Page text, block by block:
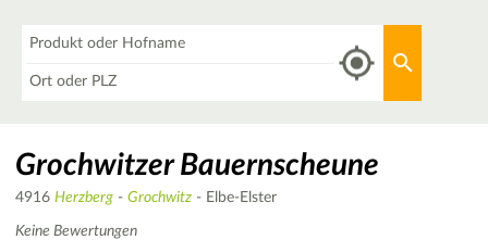
Grochwitzer Bauernscheune
4916 Herzberg - Grochwitz - Elbe-Elster
Keine Bewertungen